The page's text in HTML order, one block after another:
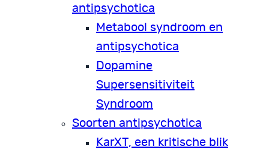
antipsychotica
Metabool syndroom en
antipsychotica
Dopamine
Supersensitiviteit
Syndroom
Soorten antipsychotica
KarXT, een kritische blik